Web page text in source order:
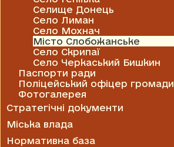
Селище Донець
Село Лиман
Село Мохнач
Місто Слобожанське
Село Скрипаї
Село Черкаський Бишкин
Паспорти ради
Поліцейський офіцер громади
Фотогалерея
Стратегічні документи
Міська влада
Нормативна база